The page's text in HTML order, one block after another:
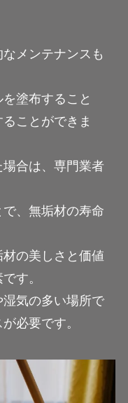
メンテナンスも
塗布すること
ことができま
合は、専門業者
、無垢材の寿命
の美しさと価値
す。
気の多い場所で
必要です。